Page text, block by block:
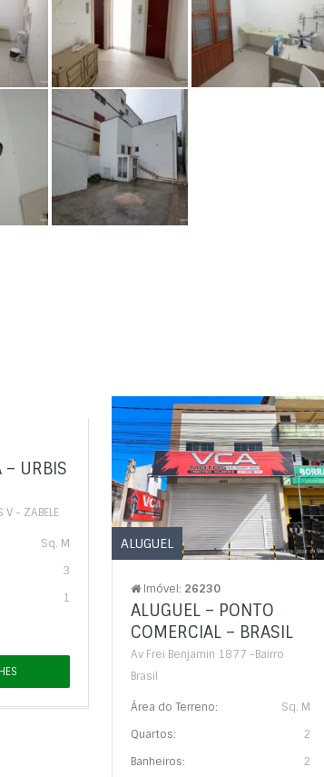
– URBIS
V - ZABELE
Sq. M
3
1
ALUGUEL
Imóvel: 26230
ALUGUEL – PONTO
COMERCIAL – BRASIL
Av Frei Benjamin 1877 -Bairro
Brasil
Área do Terreno:
Sq. M
Quartos:
2
Banheiros:
2